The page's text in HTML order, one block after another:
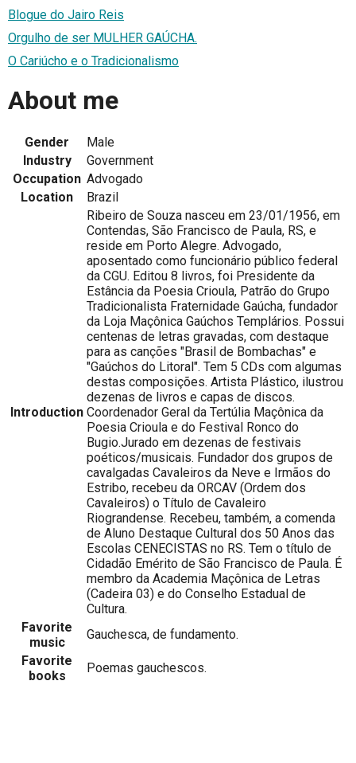
Blogue do Jairo Reis
Orgulho de ser MULHER GAÚCHA.
O Cariúcho e o Tradicionalismo
About me
Gender
Male
Industry
Government
Occupation Advogado
Location
Brazil
Introduction
Ribeiro de Souza nasceu em 23/01/1956, em
Contendas, São Francisco de Paula, RS, e
reside em Porto Alegre. Advogado,
aposentado como funcionário público federal
da CGU. Editou 8 livros, foi Presidente da
Estância da Poesia Crioula, Patrão do Grupo
Tradicionalista Fraternidade Gaúcha, fundador
da Loja Maçônica Gaúchos Templários. Possui
centenas de letras gravadas, com destaque
para as canções "Brasil de Bombachas" e
"Gaúchos do Litoral". Tem 5 CDs com algumas
destas composições. Artista Plástico, ilustrou
dezenas de livros e capas de discos.
Coordenador Geral da Tertúlia Maçônica da
Poesia Crioula e do Festival Ronco do
Bugio.Jurado em dezenas de festivais
poéticos/musicais. Fundador dos grupos de
cavalgadas Cavaleiros da Neve e Irmãos do
Estribo, recebeu da ORCAV (Ordem dos
Cavaleiros) o Título de Cavaleiro
Riograndense. Recebeu, também, a comenda
de Aluno Destaque Cultural dos 50 Anos das
Escolas CENECISTAS no RS. Tem o título de
Cidadão Emérito de São Francisco de Paula. É
membro da Academia Maçônica de Letras
(Cadeira 03) e do Conselho Estadual de
Cultura.
Favorite
music
Gauchesca, de fundamento.
Favorite
books
Poemas gauchescos.